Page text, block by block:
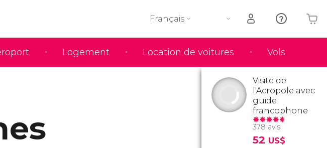
Logement Location de voitures Vols
Français
Votre panier est vide
Visite de
l'Acropole avec
guide
francophone
378 avis
52 US$